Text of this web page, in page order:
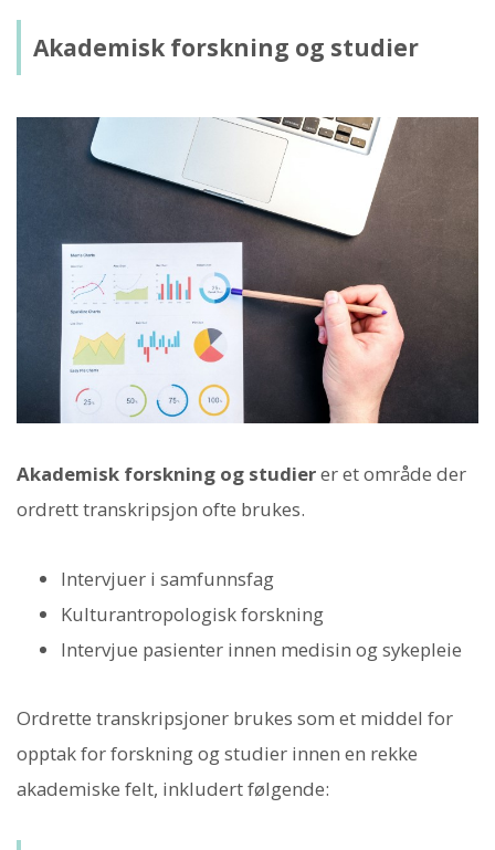
Akademisk forskning og studier
Akademisk forskning og studierer et område der
ordrett transkripsjon ofte brukes.
Intervjuer i samfunnsfag
Kulturantropologisk forskning
Intervjue pasienter innen medisin og sykepleie
Ordrette transkripsjoner brukes som et middel for
opptak for forskning og studier innen en rekke
akademiske felt, inkludert følgende: